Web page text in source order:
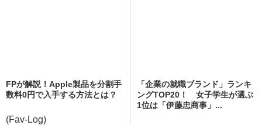
FPが解説！Apple製品を分割手
数料0円で入手する方法とは？
(Fav-Log)
「企業の就職ブランド」ランキ
ングTOP20！ 女子学生が選ぶ
1位は「伊藤忠商事」...